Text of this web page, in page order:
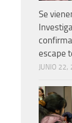
Se
escape
JUNIO 22,